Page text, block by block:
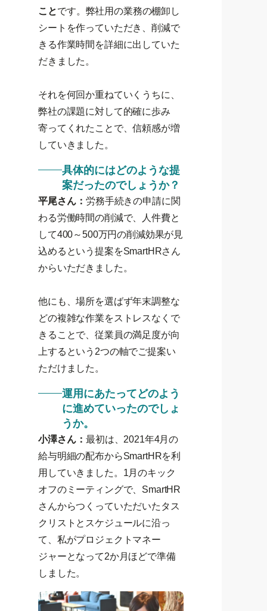
ことです。弊社用の業務の棚卸し
シートを作っていただき、削減で
きる作業時間を詳細に出していた
だきました。
それを何回か重ねていくうちに、
弊社の課題に対して的確に歩み
寄ってくれたことで、信頼感が増
していきました。
具体的にはどのような提
案だったのでしょうか？
平尾さん： 労務手続きの申請に関
わる労働時間の削減で、人件費と
して400～500万円の削減効果が見
込めるという提案をSmartHRさん
からいただきました。
他にも、場所を選ばず年末調整な
どの複雑な作業をストレスなくで
きることで、従業員の満足度が向
上するという2つの軸でご提案い
ただけました。
運用にあたってどのよう
に進めていったのでしょ
うか。
小澤さん： 最初は、2021年4月の
給与明細の配布からSmartHRを利
用していきました。1月のキック
オフのミーティングで、SmartHR
さんからつくっていただいたタス
クリストとスケジュールに沿っ
て、私がプロジェクトマネー
ジャーとなって2か月ほどで準備
しました。